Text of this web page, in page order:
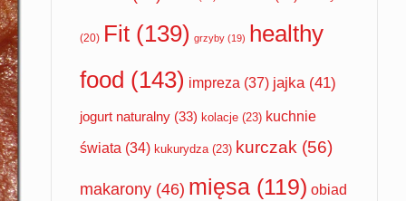
(20) Fit(139) grzyby(19) healthy
food (143) impreza (37) jajka(41)
jogurt naturalny(33) kolacje(23) kuchnie
świata (34) kukurydza(23) kurczak (56)
makarony(46) mięsa(119) obiad